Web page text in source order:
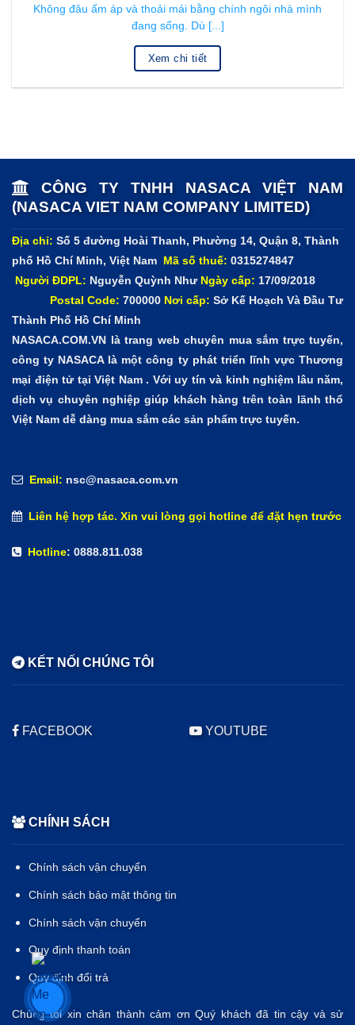
Không đâu ấm áp và thoải mái bằng chính ngôi nhà mình
đang sống. Dù [...]
Xem chi tiết
CÔNG TY TNHH NASACA VIỆT NAM
(NASACA VIET NAM COMPANY LIMITED)
Địa chỉ: Số 5 đường Hoài Thanh, Phường 14, Quận 8, Thành
phố Hồ Chí Minh, Việt Nam
Mã số thuế: 0315274847
Người ĐDPL: Nguyễn Quỳnh Như Ngày cấp: 17/09/2018
Postal Code: 700000 Nơi cấp: Sở Kế Hoạch Và Đầu Tư
Thành Phố Hồ Chí Minh
NASACA.COM.VN là trang web chuyên mua sắm trực tuyến,
công ty NASACA là một công ty phát triển lĩnh vực Thương
mại điện tử tại Việt Nam . Với uy tín và kinh nghiệm lâu năm,
dịch vụ chuyên nghiệp giúp khách hàng trên toàn lãnh thổ
Việt Nam dễ dàng mua sắm các sản phẩm trực tuyến.
Email: nsc@nasaca.com.vn
Liên hệ hợp tác. Xin vui lòng gọi hotline để đặt hẹn trước
Hotline: 0888.811.038
KẾT NỐI CHÚNG TÔI
FACEBOOK YOUTUBE
CHÍNH SÁCH
Chính sách vận chuyển
Chính sách bảo mật thông tin
Chính sách vận chuyển
Quy định thanh toán
Quy định đổi trả
Chúng tôi xin chân thành cảm ơn Quý khách đã tin cậy và sử